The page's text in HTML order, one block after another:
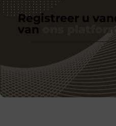
Registreer u
van
ons